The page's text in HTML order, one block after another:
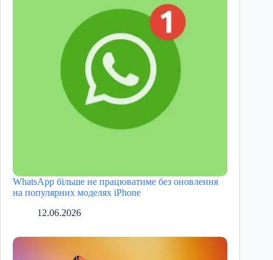
WhatsApp більше не працюватиме без оновлення
на популярних моделях iPhone
12.06.2026